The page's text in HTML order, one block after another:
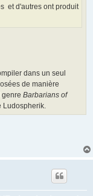
et d'autres ont produit
dans un seul
de manière
genre Barbarians of
Ludospherik.